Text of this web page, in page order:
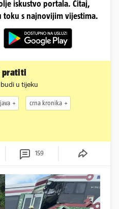
iskustvo portala. Čitaj,
s najnovijim vijestima.
pratiti
u tijeku
crna kronika
159